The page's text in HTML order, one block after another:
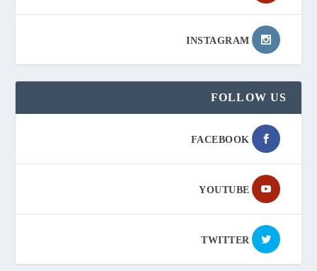
INSTAGRAM
FOLLOW US
FACEBOOK
YOUTUBE
TWITTER